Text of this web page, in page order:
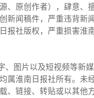
、原创作者），肆意、
新闻稿件，严重违背新
报社版权，严重损害淮
、图片以及短视频等新媒
属淮南日报社所有。未
、链接、转贴或以其他